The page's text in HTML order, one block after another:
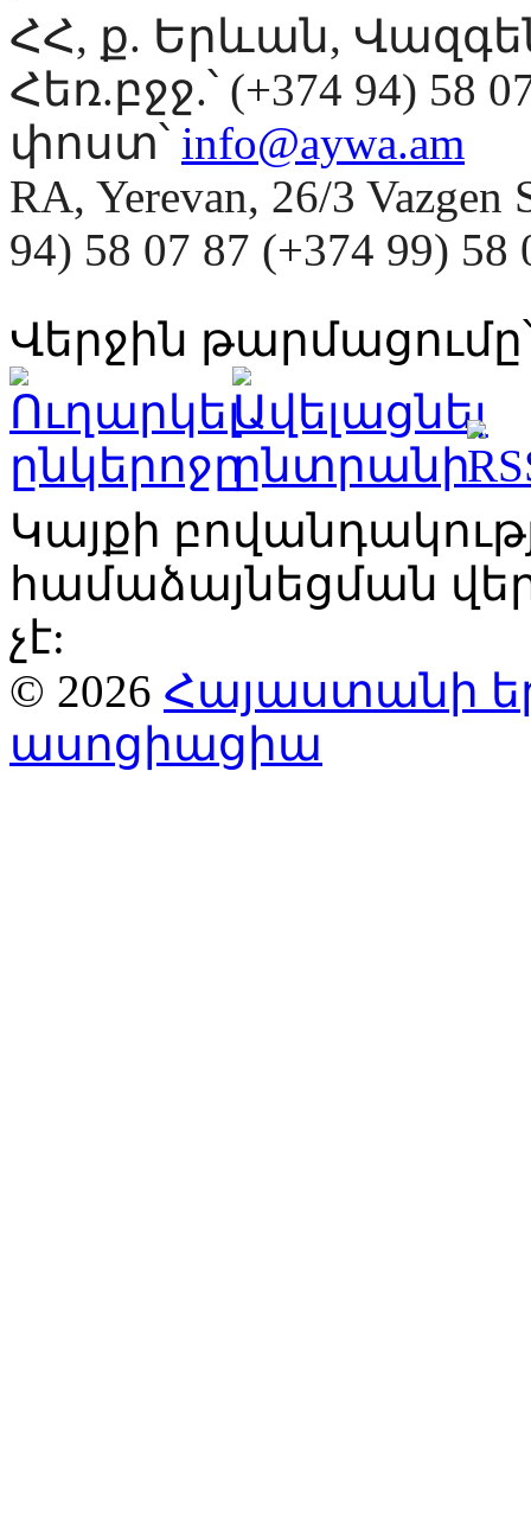
ՀՀ, ք. Երևան,
Հեռ.բջջ.՝ (+374 94) 58
փոստ՝ info@aywa.am
RA, Yerevan, 26/3
94) 58 07 87 (+374 99)
Վերջին
Կայքի
համաձայնեցման
չէ:
© 2026 Հայաստանի
ասոցիացիա